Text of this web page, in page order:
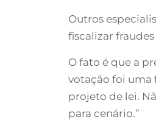
Outros
fiscalizar
O fato é que a
votação foi uma
projeto de lei.
para cenário.”